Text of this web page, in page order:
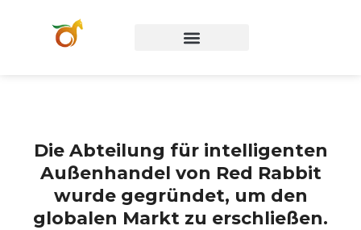
Die Abteilung für intelligenten
Außenhandel von Red Rabbit
wurde gegründet, um den
globalen Markt zu erschließen.